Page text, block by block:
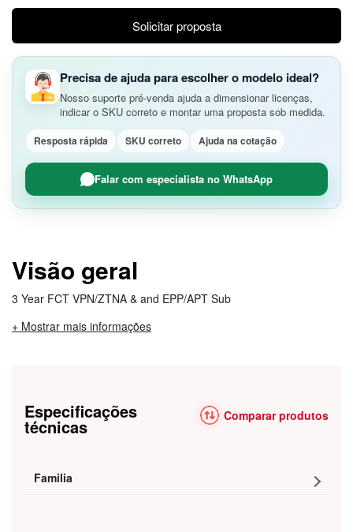
Solicitar proposta
Precisa de ajuda para escolher o modelo ideal?
Nosso suporte pré-venda ajuda a dimensionar licenças,
indicar o SKU correto e montar uma proposta sob medida.
Resposta rápida SKU correto Ajuda na cotação
Falar com especialista no WhatsApp
Visão geral
3 Year FCT VPN/ZTNA & and EPP/APT Sub
+ Mostrar mais informações
Especificações
técnicas Comparar produtos
Familia